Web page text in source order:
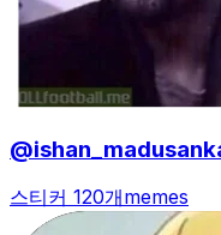
스티커 120개memes